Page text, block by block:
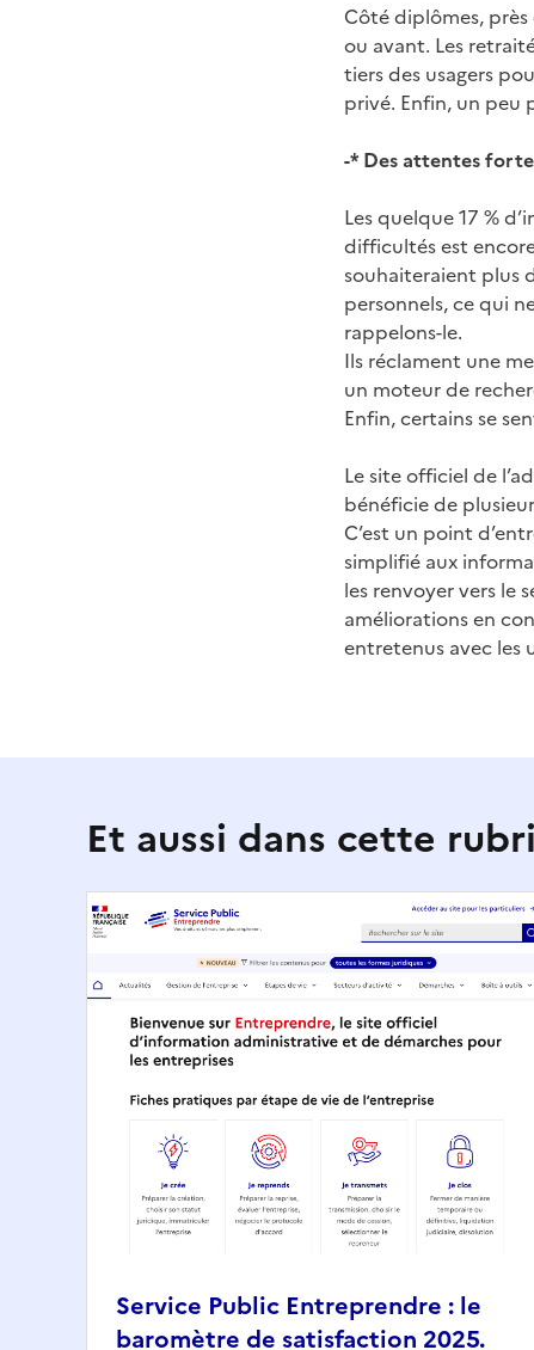
Côté diplômes, près
ou avant. Les
tiers des usagers
privé. Enfin, un peu
-* Des attentes
Les quelque 17 %
difficultés est
souhaiteraient plus
personnels, ce qui
rappelons-le.
Ils réclament une
un moteur de
Enfin, certains se
Le site officiel de
bénéficie de
C’est un point
simplifié aux
les renvoyer vers le
améliorations en
entretenus avec les
Et aussi dans cette
Service Public Entreprendre : le
baromètre de satisfaction 2025.